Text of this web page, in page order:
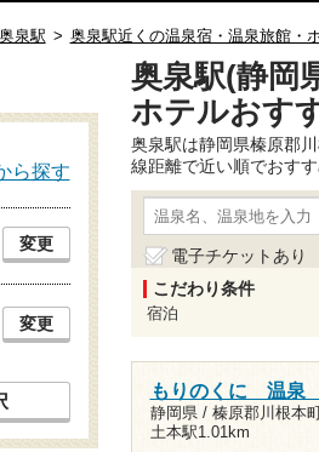
奥泉駅 > 奥泉駅近くの温泉宿・温泉旅館・
奥泉駅(静岡
ホテルおす
奥泉駅は静岡県榛原郡
線距離で近い順でおす
電子チケットあり
こだわり条件
宿泊
もりのくに 温泉
静岡県 / 榛原郡川根本
土本駅1.01km
ら探す
変更
変更